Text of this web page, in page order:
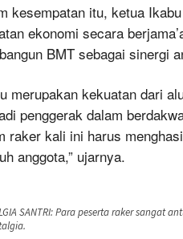
kesempatan itu, ketua
ekonomi secara
BMT sebagai sinergi
merupakan kekuatan dari
penggerak dalam
raker kali ini harus
anggota,” ujarnya.
SANTRI: Para peserta raker sangat